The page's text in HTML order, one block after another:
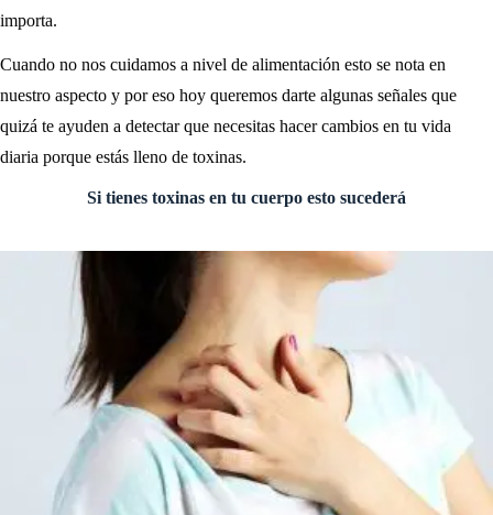
importa.
Cuando no nos cuidamos a nivel de alimentación esto se nota en
nuestro aspecto y por eso hoy queremos darte algunas señales que
quizá te ayuden a detectar que necesitas hacer cambios en tu vida
diaria porque estás lleno de toxinas.
Si tienes toxinas en tu cuerpo esto sucederá